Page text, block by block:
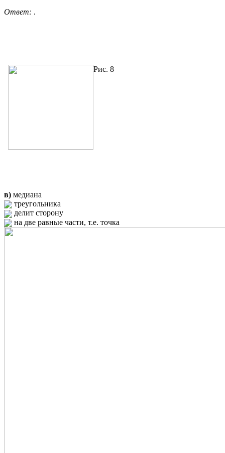
Ответ: .
Рис. 8
в) медиана
треугольника
делит сторону
на две равные части, т.е. точка